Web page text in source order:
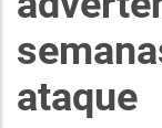
ataque